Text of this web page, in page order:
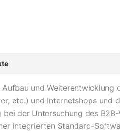
Aufbau und
etc.) und Internetshops und
bei der Untersuchung des
integrierten Standard-